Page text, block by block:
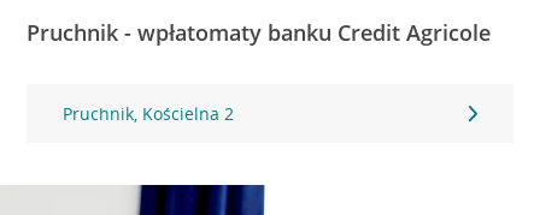
Pruchnik - wpłatomaty banku Credit Agricole
Pruchnik, Kościelna 2